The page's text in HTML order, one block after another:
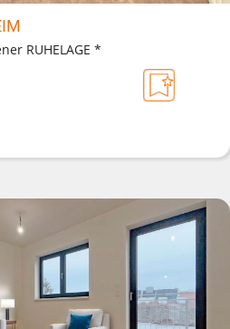
RUHELAGE *